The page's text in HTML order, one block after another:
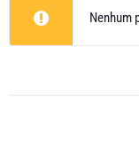
Nenhum